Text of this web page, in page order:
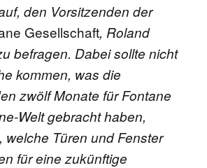
den Vorsitzenden der
Gesellschaft, Roland
befragen. Dabei sollte nicht
kommen, was die
zwölf Monate für Fontane
Welt gebracht haben,
welche Türen und Fenster
für eine zukünftige